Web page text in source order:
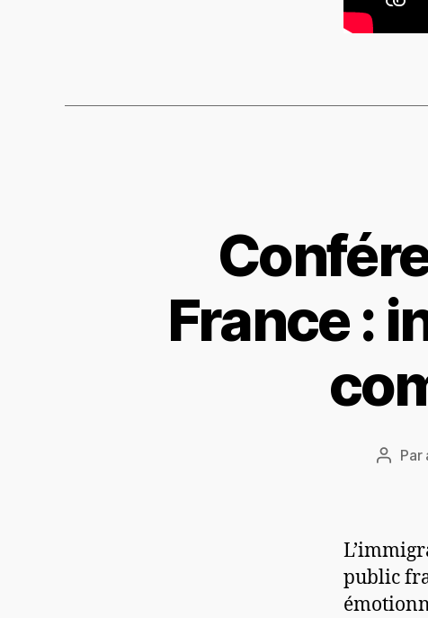
France :
Par
public